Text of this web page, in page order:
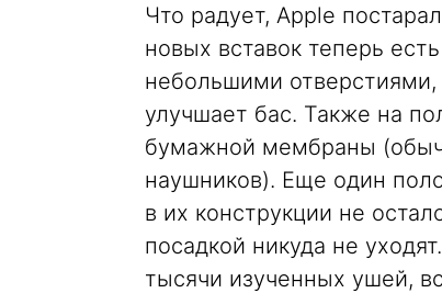
Что радует, Apple
новых вставок теперь
небольшими отверстиями,
улучшает бас. Также на
бумажной мембраны
наушников). Еще один
в их конструкции не
посадкой никуда не
тысячи изученных ушей,